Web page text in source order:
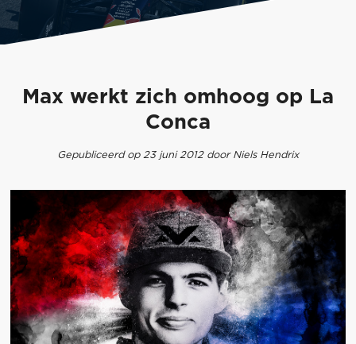
Max werkt zich omhoog op La
Conca
Gepubliceerd op 23 juni 2012 door Niels Hendrix